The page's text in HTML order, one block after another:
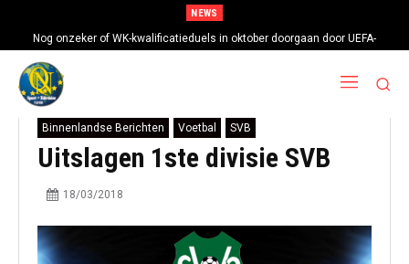
NEWS
Nog onzeker of WK-kwalificatieduels in oktober doorgaan door UEFA-
boycot
Binnenlandse Berichten Voetbal SVB
Uitslagen 1ste divisie SVB
18/03/2018